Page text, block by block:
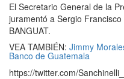
El Secretario General de la
juramentó a Sergio
BANGUAT.
VEA TAMBIÉN: Jimmy
Banco de Guatemala
https://twitter.com/